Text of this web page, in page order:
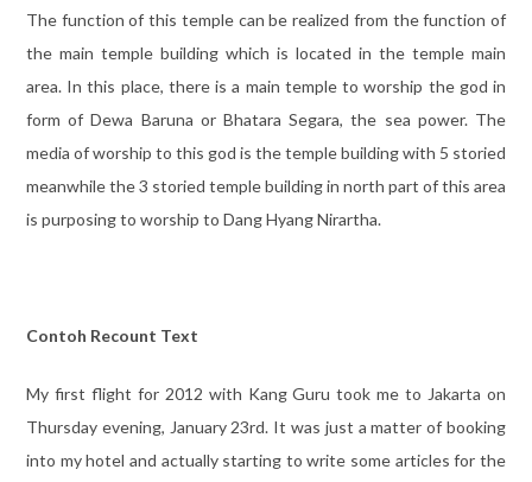
The function of this temple can be realized from the function of
the main temple building which is located in the temple main
area. In this place, there is a main temple to worship the god in
form of Dewa Baruna or Bhatara Segara, the sea power. The
media of worship to this god is the temple building with 5 storied
meanwhile the 3 storied temple building in north part of this area
is purposing to worship to Dang Hyang Nirartha.
Contoh Recount Text
My first flight for 2012 with Kang Guru took me to Jakarta on
Thursday evening, January 23rd. It was just a matter of booking
into my hotel and actually starting to write some articles for the